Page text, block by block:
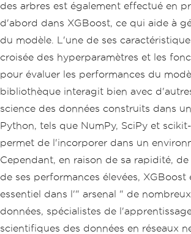
des arbres est également effectué en
d'abord dans XGBoost, ce qui aide à
du modèle. L'une de ses
croisée des hyperparamètres et les
pour évaluer les performances du
bibliothèque interagit bien avec
science des données construits dans
Python, tels que NumPy, SciPy et
permet de l'incorporer dans un
Cependant, en raison de sa rapidité,
de ses performances élevées,
essentiel dans l'" arsenal " de
données, spécialistes de
scientifiques des données en réseaux